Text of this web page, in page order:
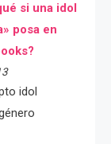
si una idol
posa en
idol